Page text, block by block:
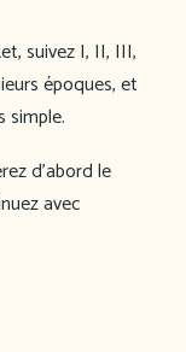
suivez I, II, III,
époques, et
simple.
d’abord le
avec